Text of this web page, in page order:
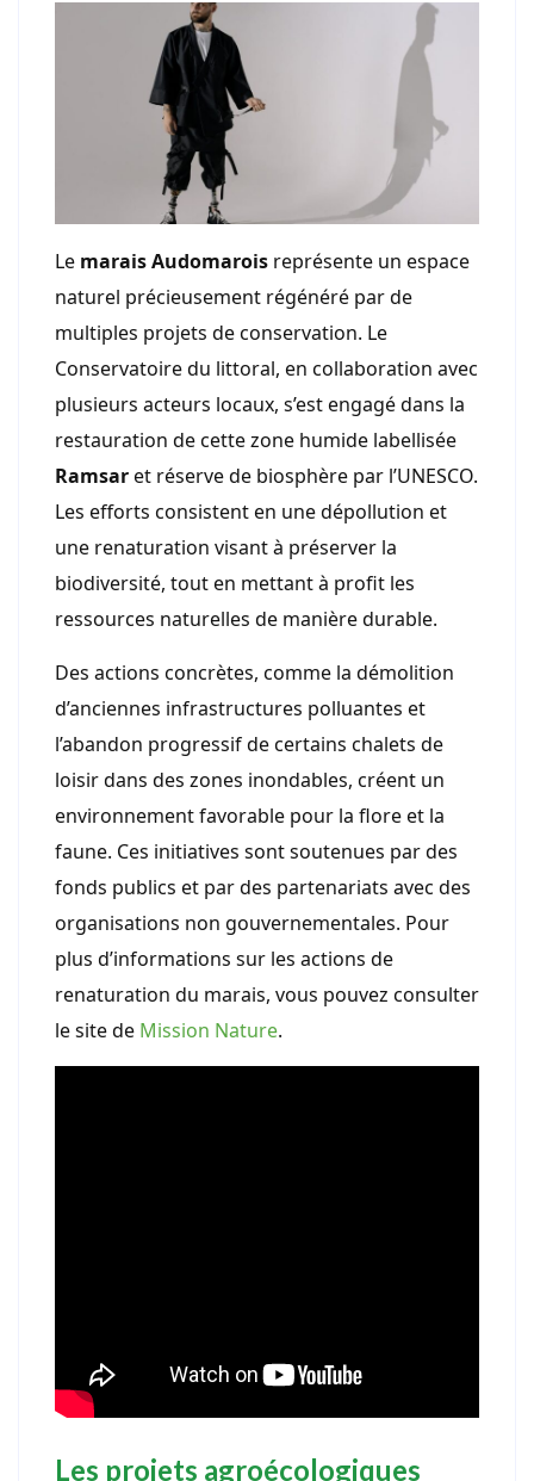
Le marais Audomarois représente un espace
naturel précieusement régénéré par de
multiples projets de conservation. Le
Conservatoire du littoral, en collaboration avec
plusieurs acteurs locaux, s’est engagé dans la
restauration de cette zone humide labellisée
Ramsaret réserve de biosphère par l’UNESCO.
Les efforts consistent en une dépollution et
une renaturation visant à préserver la
biodiversité, tout en mettant à profit les
ressources naturelles de manière durable.
Des actions concrètes, comme la démolition
d’anciennes infrastructures polluantes et
l’abandon progressif de certains chalets de
loisir dans des zones inondables, créent un
environnement favorable pour la flore et la
faune. Ces initiatives sont soutenues par des
fonds publics et par des partenariats avec des
organisations non gouvernementales. Pour
plus d’informations sur les actions de
renaturation du marais, vous pouvez consulter
le site de Mission Nature.
Les projets agroécologiques